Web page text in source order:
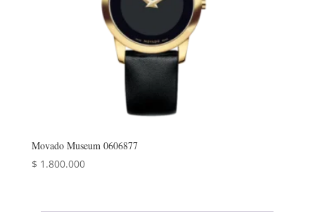
Movado Museum 0606877
$ 1.800.000